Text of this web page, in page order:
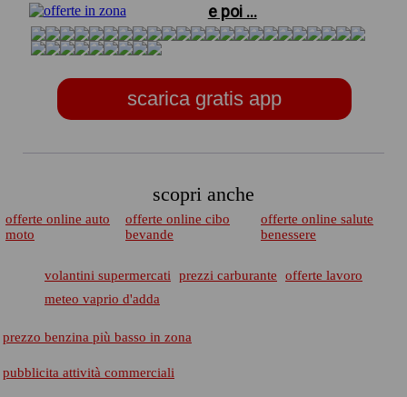
e poi ...
scarica gratis app
scopri anche
offerte online auto
moto
offerte online cibo
bevande
offerte online salute
benessere
volantini supermercati prezzi carburante
offerte lavoro
meteo vaprio d'adda
prezzo benzina più basso in zona
pubblicita attività commerciali